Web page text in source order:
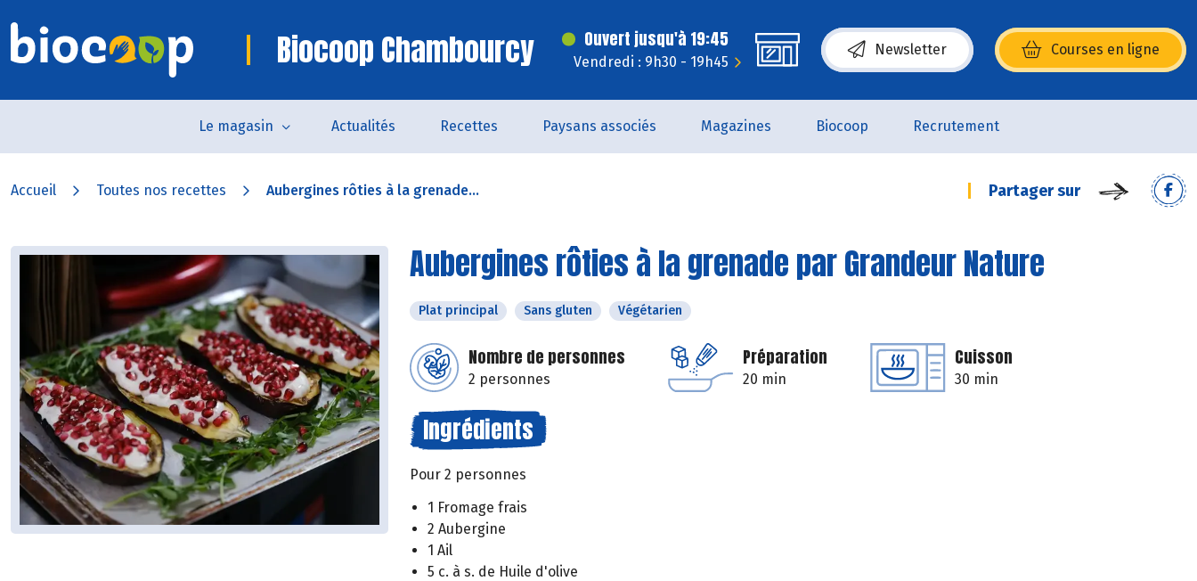
Biocoop Chambourcy Ouvert jusqu'à 19:45
Vendredi : 9h30 - 19h45
Newsletter Courses en ligne
(s’ouvre dans une nouvelle fenêtre)
Le magasin Actualités Recettes Paysans associés Magazines Biocoop Recrutement
Accueil Toutes nos recettes Aubergines rôties à la grenade... Partager sur
Aubergines rôties à la grenade par Grandeur Nature
Plat principal Sans gluten Végétarien
Nombre de personnes
2 personnes
Préparation
20 min
Cuisson
30 min
Ingrédients
Pour 2 personnes
1 Fromage frais
2 Aubergine
1 Ail
5 c. à s. de Huile d'olive